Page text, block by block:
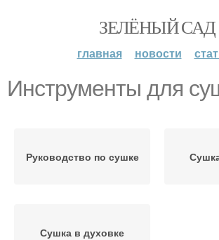
ЗЕЛЁНЫЙ САД
главная новости
Инструменты для
Руководство по сушке
Сушка в духовке